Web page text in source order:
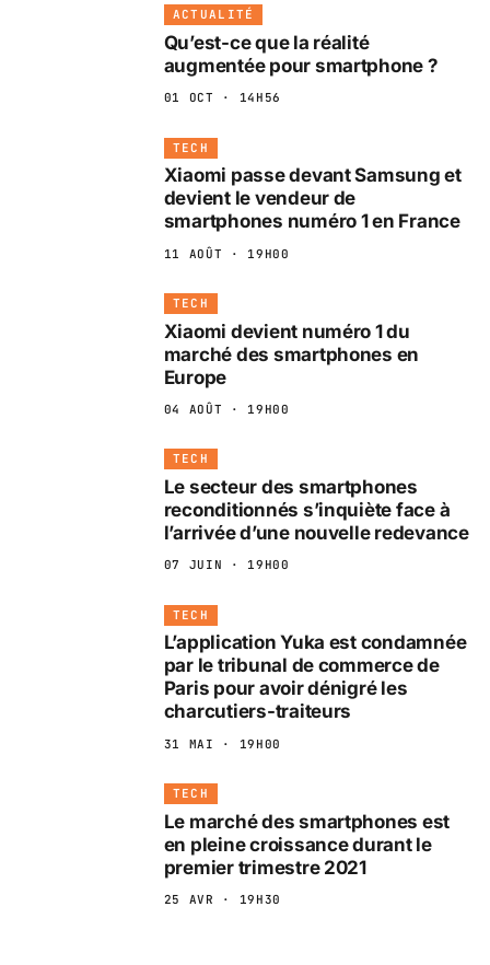
ACTUALITÉ
Qu’est-ce que la réalité
augmentée pour smartphone ?
01 OCT · 14H56
TECH
Xiaomi passe devant Samsung et
devient le vendeur de
smartphones numéro 1 en France
11 AOÛT · 19H00
TECH
Xiaomi devient numéro 1 du
marché des smartphones en
Europe
04 AOÛT · 19H00
TECH
Le secteur des smartphones
reconditionnés s’inquiète face à
l’arrivée d’une nouvelle redevance
07 JUIN · 19H00
TECH
L’application Yuka est condamnée
par le tribunal de commerce de
Paris pour avoir dénigré les
charcutiers-traiteurs
31 MAI · 19H00
TECH
Le marché des smartphones est
en pleine croissance durant le
premier trimestre 2021
25 AVR · 19H30